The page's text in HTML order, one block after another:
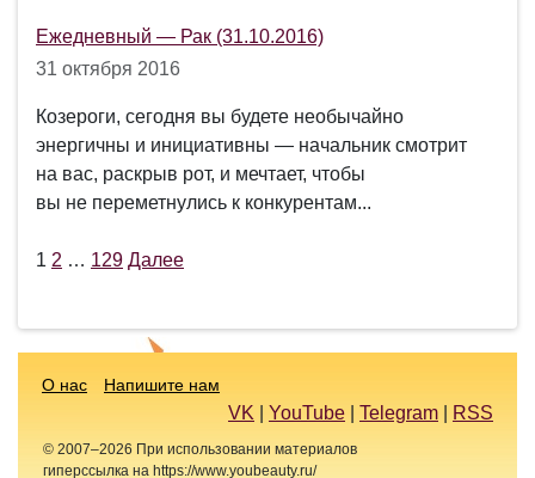
Ежедневный — Рак (31.10.2016)
31 октября 2016
Козероги, сегодня вы будете необычайно
энергичны и инициативны — начальник смотрит
на вас, раскрыв рот, и мечтает, чтобы
вы не переметнулись к конкурентам...
Пагинация
1 2 … 129 Далее
О нас Напишите нам
VK YouTube Telegram RSS
© 2007–2026 При использовании материалов
гиперссылка на https://www.youbeauty.ru/